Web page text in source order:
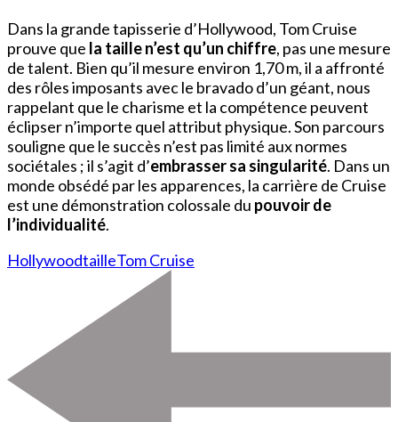
Dans la grande tapisserie d’Hollywood, Tom Cruise
prouve que la taille n’est qu’un chiffre, pas une mesure
de talent. Bien qu’il mesure environ 1,70 m, il a affronté
des rôles imposants avec le bravado d’un géant, nous
rappelant que le charisme et la compétence peuvent
éclipser n’importe quel attribut physique. Son parcours
souligne que le succès n’est pas limité aux normes
sociétales ; il s’agit d’embrasser sa singularité. Dans un
monde obsédé par les apparences, la carrière de Cruise
est une démonstration colossale du pouvoir de
l’individualité.
HollywoodtailleTom Cruise